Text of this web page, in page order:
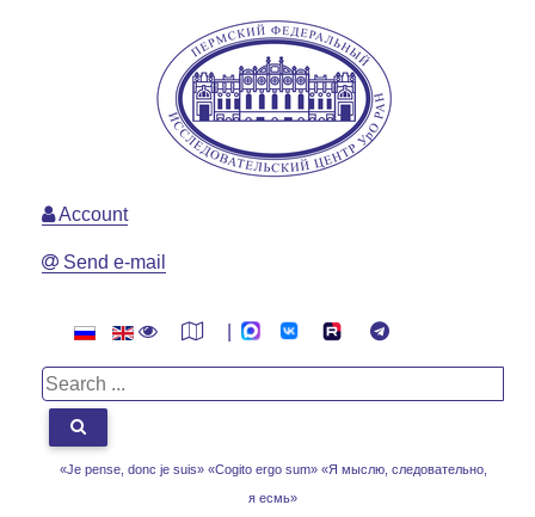
«Je pense, donc je suis» «Cogito ergo sum» «Я мыслю, следовательно,
я есмь»
Account
Send e-mail